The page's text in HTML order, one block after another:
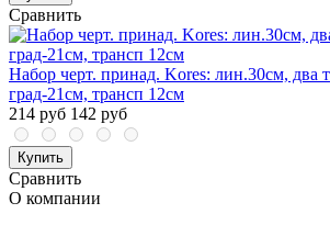
Сравнить
Набор черт. принад. Kores: лин.30см, два
град-21см, трансп 12см
214 руб 142 руб
Купить
Сравнить
О компании